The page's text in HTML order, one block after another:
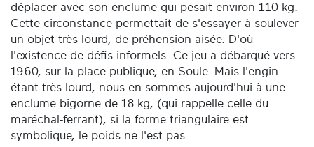
déplacer avec son enclume qui pesait environ 110 kg.
Cette circonstance permettait de s'essayer à soulever
un objet très lourd, de préhension aisée. D'où
l'existence de défis informels. Ce jeu a débarqué vers
1960, sur la place publique, en Soule. Mais l'engin
étant très lourd, nous en sommes aujourd'hui à une
enclume bigorne de 18 kg, (qui rappelle celle du
maréchal-ferrant), si la forme triangulaire est
symbolique, le poids ne l'est pas.